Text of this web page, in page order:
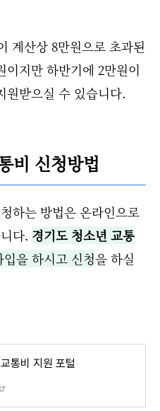
계산상 8만원으로 초과된
이지만 하반기에 2만원이
원받으실 수 있습니다.
비 신청방법
하는 방법은 온라인으로
다. 경기도 청소년 교통
을 하시고 신청을 하실
통비 지원 포털